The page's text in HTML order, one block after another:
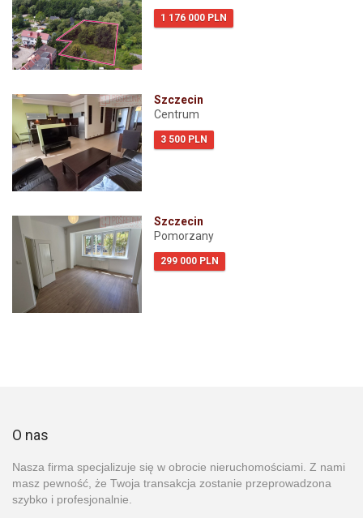
1 176 000 PLN
Szczecin
Centrum
3 500 PLN
Szczecin
Pomorzany
299 000 PLN
O nas
Nasza firma specjalizuje się w obrocie nieruchomościami. Z nami
masz pewność, że Twoja transakcja zostanie przeprowadzona
szybko i profesjonalnie.